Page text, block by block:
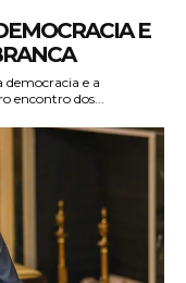
E
democracia e a
encontro dos...